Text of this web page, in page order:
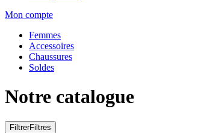
Mon compte
Femmes
Accessoires
Chaussures
Soldes
Notre catalogue
FiltrerFiltres